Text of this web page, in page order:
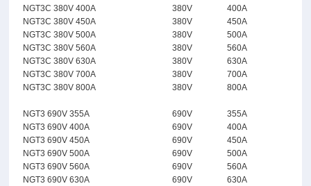
NGT3C 380V 400A
380V
400A
NGT3C 380V 450A
380V
450A
NGT3C 380V 500A
380V
500A
NGT3C 380V 560A
380V
560A
NGT3C 380V 630A
380V
630A
NGT3C 380V 700A
380V
700A
NGT3C 380V 800A
380V 800A
NGT3 690V 355A 690V
355A
NGT3 690V 400A
690V
400A
NGT3 690V 450A
690V
450A
NGT3 690V 500A
690V
500A
NGT3 690V 560A
690V
560A
NGT3 690V 630A
690V
630A